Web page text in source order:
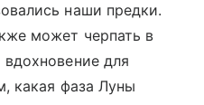
наши предки.
может черпать в
для
какая фаза Луны